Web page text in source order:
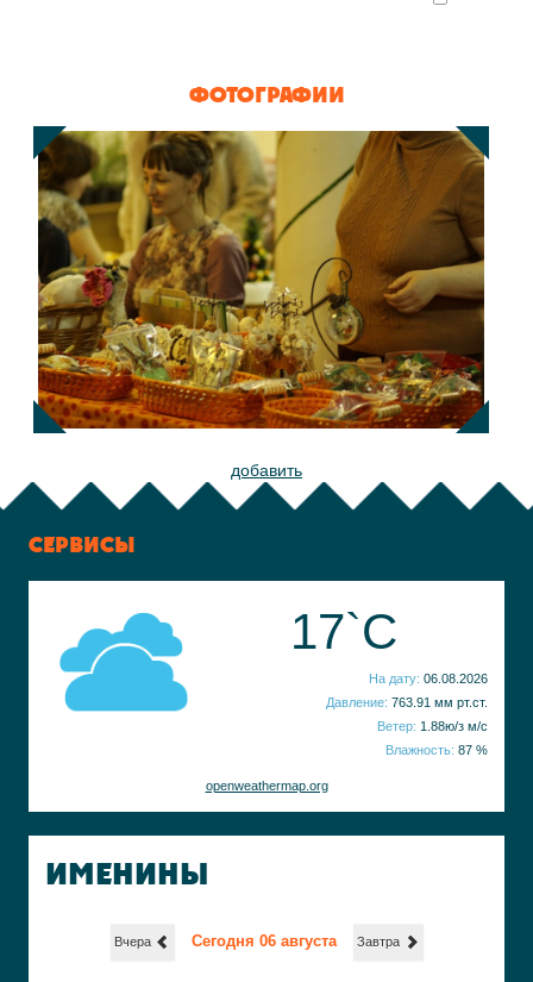
ФОТОГРАФИИ
добавить
СЕРВИСЫ
17`C
На дату: 06.08.2026
Давление: 763.91 мм рт.ст.
Ветер: 1.88ю/з м/с
Влажность: 87 %
openweathermap.org
ИМЕНИНЫ
Вчера Сегодня 06 августа Завтра